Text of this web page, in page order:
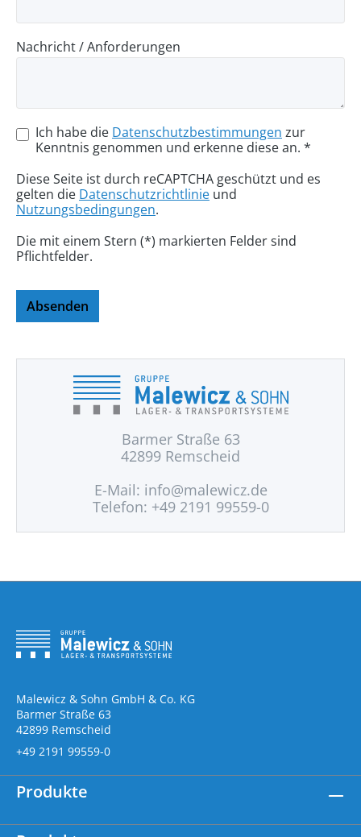
Nachricht / Anforderungen
Ich habe die Datenschutzbestimmungen zur
Kenntnis genommen und erkenne diese an. *
Diese Seite ist durch reCAPTCHA geschützt und es
gelten die Datenschutzrichtlinie und
Nutzungsbedingungen.
Die mit einem Stern (*) markierten Felder sind
Pflichtfelder.
Absenden
Barmer Straße 63
42899 Remscheid
E-Mail: info@malewicz.de
Telefon: +49 2191 99559-0
Malewicz & Sohn GmbH & Co. KG
Barmer Straße 63
42899 Remscheid
+49 2191 99559-0
Produkte